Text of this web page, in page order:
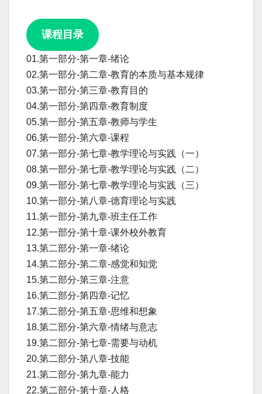
课程目录
01.第一部分-第一章-绪论
02.第一部分-第二章-教育的本质与基本规律
03.第一部分-第三章-教育目的
04.第一部分-第四章-教育制度
05.第一部分-第五章-教师与学生
06.第一部分-第六章-课程
07.第一部分-第七章-教学理论与实践（一）
08.第一部分-第七章-教学理论与实践（二）
09.第一部分-第七章-教学理论与实践（三）
10.第一部分-第八章-德育理论与实践
11.第一部分-第九章-班主任工作
12.第一部分-第十章-课外校外教育
13.第二部分-第一章-绪论
14.第二部分-第二章-感觉和知觉
15.第二部分-第三章-注意
16.第二部分-第四章-记忆
17.第二部分-第五章-思维和想象
18.第二部分-第六章-情绪与意志
19.第二部分-第七章-需要与动机
20.第二部分-第八章-技能
21.第二部分-第九章-能力
22.第二部分-第十章-人格